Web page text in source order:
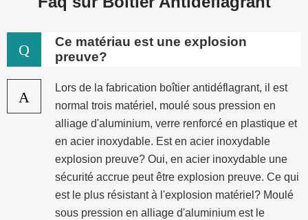
Q
Ce matériau est une explosion
preuve?
A
Lors de la fabrication boîtier antidéflagrant, il est
normal trois matériel, moulé sous pression en
alliage d'aluminium, verre renforcé en plastique et
en acier inoxydable. Est en acier inoxydable
explosion preuve? Oui, en acier inoxydable une
sécurité accrue peut être explosion preuve. Ce qui
est le plus résistant à l'explosion matériel? Moulé
sous pression en alliage d'aluminium est le